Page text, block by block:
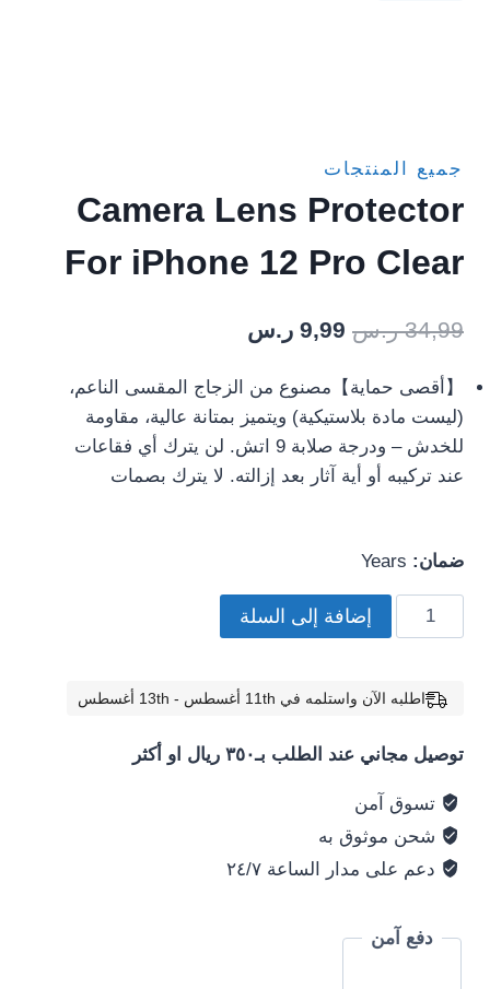
جميع المنتجات
Camera Lens Protector
For iPhone 12 Pro Clear
34,99 ر.س السعر
هو:
34,99 ر.س.
9,99 ر.س
هو:
9,99 ر.س.
【أقصى حماية】مصنوع من الزجاج المقسى الناعم،
(ليست مادة بلاستيكية) ويتميز بمتانة عالية، مقاومة
للخدش – ودرجة صلابة 9 اتش. لن يترك أي فقاعات
عند تركيبه أو أية آثار بعد إزالته. لا يترك بصمات
ضمان:
كمية
Camera
Protector
iPhone
Pro
Clear
إضافة إلى السلة
اطلبه الآن واستلمه في 11th أغسطس - 13th أغسطس
توصيل مجاني عند الطلب بـ٣٥٠ ريال او أكثر
تسوق آمن
شحن موثوق به
دعم على مدار الساعة ٢٤/٧
دفع آمن